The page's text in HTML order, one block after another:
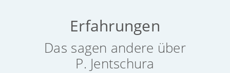
Erfahrungen
Das sagen andere über
P. Jentschura